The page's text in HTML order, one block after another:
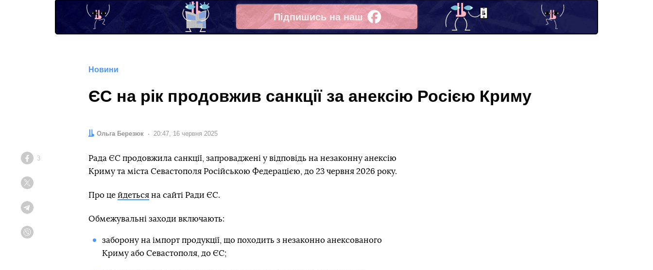
Підпишись на наш
Facebook
Новини
ЄС на рік продовжив санкції за анексію Росією Криму
Автор:
Ольга Березюк Дата:
20:47, 16 червня 2025
Facebook
3
Рада ЄС продовжила санкції, запроваджені у відповідь на незаконну анексію
Криму та міста Севастополя Російською Федерацією, до 23 червня 2026 року.
Про це йдеться на сайті Ради ЄС.
Обмежувальні заходи включають:
заборону на імпорт продукції, що походить з незаконно анексованого
Криму або Севастополя, до ЄС;